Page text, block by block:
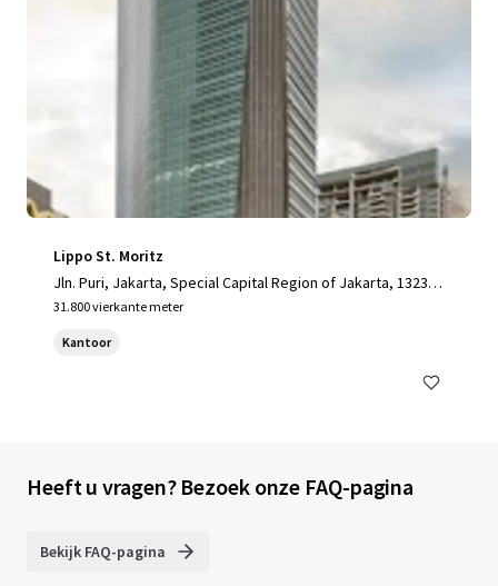
Lippo St. Moritz
Jln. Puri, Jakarta, Special Capital Region of Jakarta, 13230,
ID
31.800 vierkante meter
Kantoor
Heeft u vragen? Bezoek onze FAQ-pagina
Bekijk FAQ-pagina